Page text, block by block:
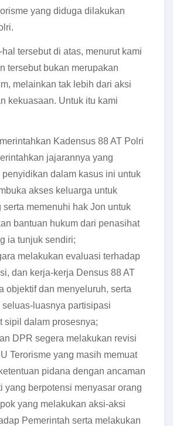
yang diduga dilakukan
tersebut di atas, menurut kami
tersebut bukan merupakan
melainkan tak lebih dari aksi
kekuasaan. Untuk itu kami
Kadensus 88 AT Polri
jajarannya yang
penyidikan dalam kasus ini untuk
akses keluarga untuk
serta memenuhi hak Jon untuk
bantuan hukum dari penasihat
ia tunjuk sendiri;
melakukan evaluasi terhadap
dan kerja-kerja Densus 88 AT
objektif dan menyeluruh, serta
seluas-luasnya partisipasi
sipil dalam prosesnya;
DPR segera melakukan revisi
Terorisme yang masih memuat
pidana dengan ancaman
yang berpotensi menyasar orang
yang melakukan aksi-aksi
Pemerintah serta melakukan